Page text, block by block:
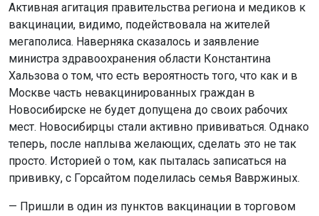
Активная агитация правительства региона и медиков к
вакцинации, видимо, подействовала на жителей
мегаполиса. Наверняка сказалось и заявление
министра здравоохранения области Константина
Хальзова о том, что есть вероятность того, что как и в
Москве часть невакцинированных граждан в
Новосибирске не будет допущена до своих рабочих
мест. Новосибирцы стали активно прививаться. Однако
теперь, после наплыва желающих, сделать это не так
просто. Историей о том, как пыталась записаться на
прививку, с Горсайтом поделилась семья Вавржиных.
— Пришли в один из пунктов вакцинации в торговом